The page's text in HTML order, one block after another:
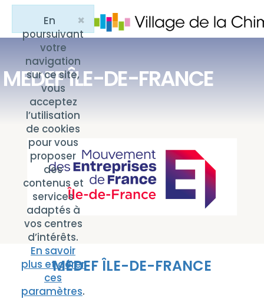
×
Close
En
poursuivant
votre
navigation
sur ce site,
vous
acceptez
l’utilisation
de cookies
pour vous
proposer
des
contenus et
services
adaptés à
vos centres
d’intérêts.
En savoir
plus et gérer
ces
paramètres.
MEDEF ÎLE-DE-FRANCE
MEDEF ÎLE-DE-FRANCE